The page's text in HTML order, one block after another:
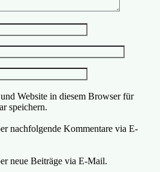
Website in diesem Browser für
speichern.
nachfolgende Kommentare via E-
neue Beiträge via E-Mail.